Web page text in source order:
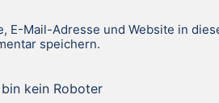
E-Mail-Adresse und Website in
speichern.
kein Roboter